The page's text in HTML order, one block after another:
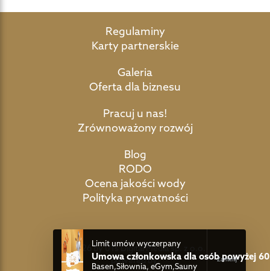
Regulaminy
Karty partnerskie
Galeria
Oferta dla biznesu
Pracuj u nas!
Zrównoważony rozwój
Blog
RODO
Ocena jakości wody
Polityka prywatności
©2026 by 01s Digital Media sp. z o.o.
powered by:
Limit umów wyczerpany
Umowa członkowska dla osób powyżej
Basen,Siłownia, eGym,Sauny